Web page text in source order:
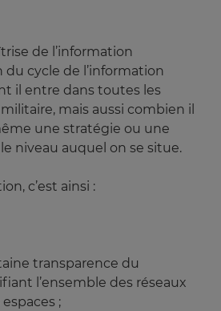
de l’information
du cycle de l’information
il entre dans toutes les
mais aussi combien il
une stratégie ou une
niveau auquel on se situe.
c’est ainsi :
transparence du
l’ensemble des réseaux
;